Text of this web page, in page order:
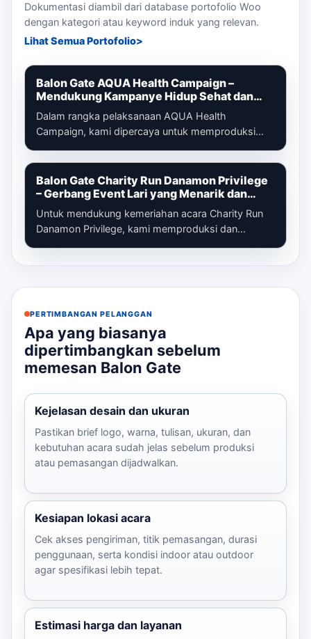
Dokumentasi diambil dari database portofolio Woo
dengan kategori atau keyword induk yang relevan.
Lihat Semua Portofolio
Balon Gate AQUA Health Campaign –
Mendukung Kampanye Hidup Sehat dan
Gaya Hidup Aktif
Dalam rangka pelaksanaan AQUA Health
Campaign, kami dipercaya untuk memproduksi
identi...
Balon Gate Charity Run Danamon Privilege
– Gerbang Event Lari yang Menarik dan
Profesional
Untuk mendukung kemeriahan acara Charity Run
Danamon Privilege, kami memproduksi dan
PERTIMBANGAN PELANGGAN
Apa yang biasanya
dipertimbangkan sebelum
memesan Balon Gate
Kejelasan desain dan ukuran
Pastikan brief logo, warna, tulisan, ukuran, dan
kebutuhan acara sudah jelas sebelum produksi
atau pemasangan dijadwalkan.
Kesiapan lokasi acara
Cek akses pengiriman, titik pemasangan, durasi
penggunaan, serta kondisi indoor atau outdoor
agar spesifikasi lebih tepat.
Estimasi harga dan layanan